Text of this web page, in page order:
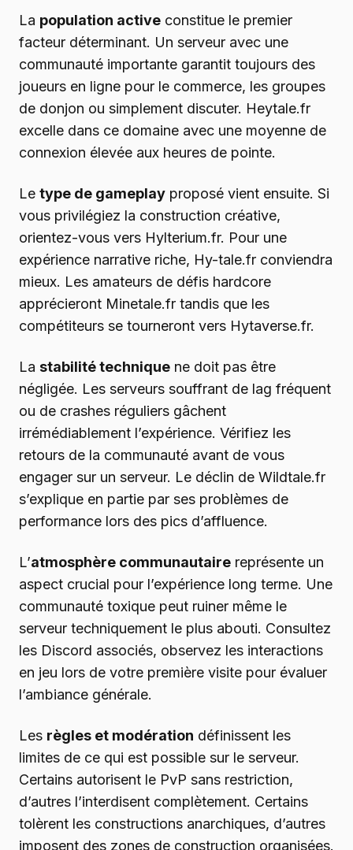
La population active constitue le premier
facteur déterminant. Un serveur avec une
communauté importante garantit toujours des
joueurs en ligne pour le commerce, les groupes
de donjon ou simplement discuter. Heytale.fr
excelle dans ce domaine avec une moyenne de
connexion élevée aux heures de pointe.
Le type de gameplay proposé vient ensuite. Si
vous privilégiez la construction créative,
orientez-vous vers Hylterium.fr. Pour une
expérience narrative riche, Hy-tale.fr conviendra
mieux. Les amateurs de défis hardcore
apprécieront Minetale.fr tandis que les
compétiteurs se tourneront vers Hytaverse.fr.
La stabilité technique ne doit pas être
négligée. Les serveurs souffrant de lag fréquent
ou de crashes réguliers gâchent
irrémédiablement l’expérience. Vérifiez les
retours de la communauté avant de vous
engager sur un serveur. Le déclin de Wildtale.fr
s’explique en partie par ses problèmes de
performance lors des pics d’affluence.
L’atmosphère communautaire représente un
aspect crucial pour l’expérience long terme. Une
communauté toxique peut ruiner même le
serveur techniquement le plus abouti. Consultez
les Discord associés, observez les interactions
en jeu lors de votre première visite pour évaluer
l’ambiance générale.
Les règles et modération définissent les
limites de ce qui est possible sur le serveur.
Certains autorisent le PvP sans restriction,
d’autres l’interdisent complètement. Certains
tolèrent les constructions anarchiques, d’autres
imposent des zones de construction organisées.